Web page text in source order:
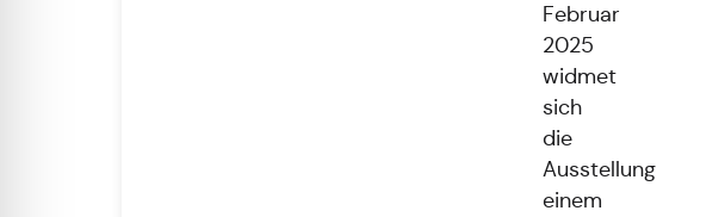
Februar
2025
widmet
sich
die
Ausstellung
einem